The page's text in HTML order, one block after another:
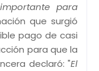
para
que surgió
pago de casi
para que la
declaró: "El